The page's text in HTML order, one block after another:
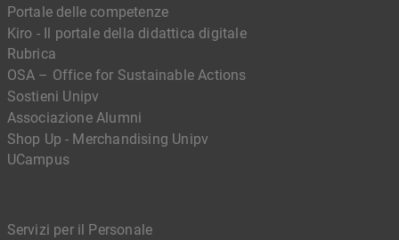
Portale delle competenze
Kiro - Il portale della didattica digitale
Rubrica
OSA – Office for Sustainable Actions
Sostieni Unipv
Associazione Alumni
Shop Up - Merchandising Unipv
UCampus
Servizi per il Personale